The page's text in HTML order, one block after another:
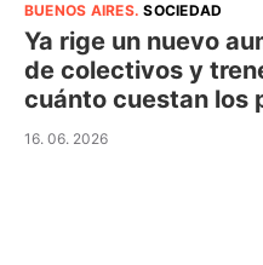
BUENOS AIRES.SOCIEDAD
Ya rige un nuevo
de colectivos y
cuánto cuestan los
16. 06. 2026